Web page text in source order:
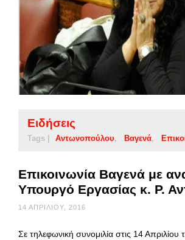
Ειδήσεις
Tags | Αντωνοπούλου Βαγενά
Επικοινωνία Βαγενά με
Υπουργό Εργασίας κ. Ρ.
14 ΑΠΡΙΛΊΟΥ, 2016
Σε τηλεφωνική συνομιλία στις 14 Απριλίου